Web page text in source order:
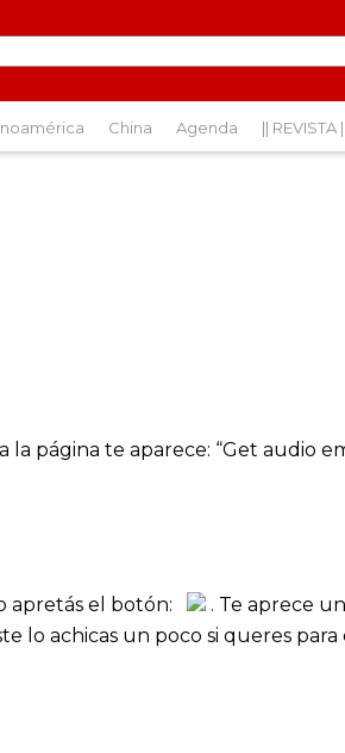
China Agenda || REVISTA ||
página te aparece: “Get audio
apretás el botón:
. Te aprece
lo achicas un poco si queres